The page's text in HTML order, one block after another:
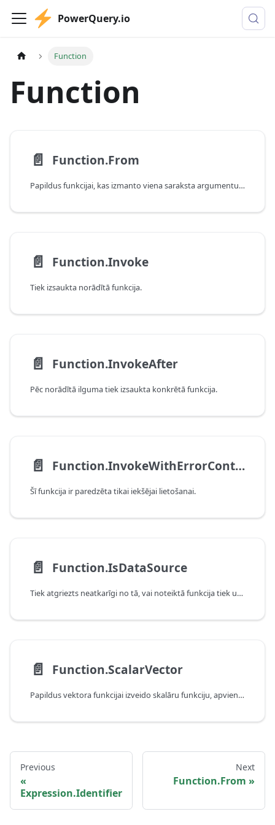
PowerQuery.io
Function
Function
📄️ Function.From
Papildus funkcijai, kas izmanto viena saraksta argumentu, izveido funkciju ar īpašu parametra parakstu.
📄️ Function.Invoke
Tiek izsaukta norādītā funkcija.
📄️ Function.InvokeAfter
Pēc norādītā ilguma tiek izsaukta konkrētā funkcija.
📄️ Function.InvokeWithErrorContext
Šī funkcija ir paredzēta tikai iekšējai lietošanai.
📄️ Function.IsDataSource
Tiek atgriezts neatkarīgi no tā, vai noteiktā funkcija tiek uzskatīta par datu avotu.
📄️ Function.ScalarVector
Papildus vektora funkcijai izveido skalāru funkciju, apvienojot vairākas izsaukšanas.
Previous
Expression.Identifier
Next
Function.From